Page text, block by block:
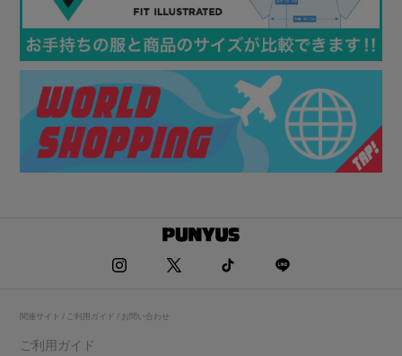
関連サイト / ご利用ガイド / お問い合わせ
ご利用ガイド